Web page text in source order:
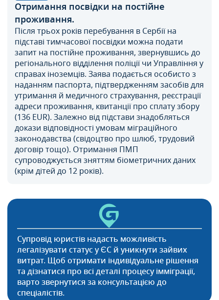
Отримання посвідки на постійне
проживання.
Після трьох років перебування в Сербії на
підставі тимчасової посвідки можна подати
запит на постійне проживання, звернувшись до
регіонального відділення поліції чи Управління у
справах іноземців. Заява подається особисто з
наданням паспорта, підтвердженням засобів для
утримання й медичного страхування, реєстрації
адреси проживання, квитанції про сплату збору
(136 EUR). Залежно від підстави знадобляться
докази відповідності умовам міграційного
законодавства (свідоцтво про шлюб, трудовий
договір тощо). Отримання ПМП
супроводжується зняттям біометричних даних
(крім дітей до 12 років).
Супровід юристів надасть можливість
легалізувати статус у ЄС й уникнути зайвих
витрат. Щоб отримати індивідуальне рішення
та дізнатися про всі деталі процесу імміграції,
варто звернутися за консультацією до
спеціалістів.